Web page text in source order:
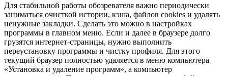
Для стабильной работы обозревателя важно периодически
заниматься очисткой истории, кэша, файлов cookies и удалять
ненужные закладки. Сделать это можно в настройках
программы в главном меню. Если и далее в браузере долго
грузятся интернет-страницы, нужно выполнить
переустановку программы и чистку профиля. Для этого
текущий браузер полностью удаляется в меню компьютера
«Установка и удаление программ», а компьютер